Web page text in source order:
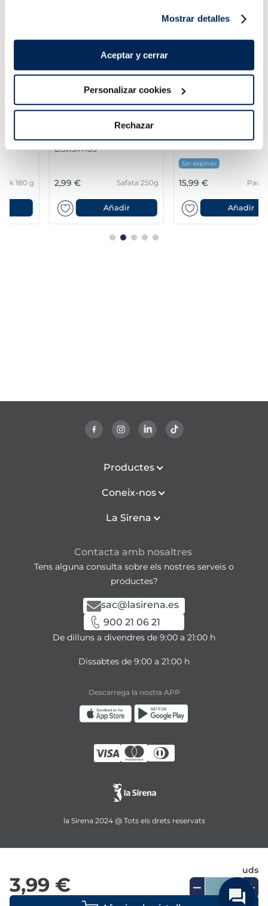
Mostrar detalles
Aceptar y cerrar
Personalizar cookies
Rechazar
3,99 €
uds
Lluç amb salsa verda
Listísimos
2,99 € Safata 250g
Añadir
Lloms de lluç austral
MSC Premium
Sin espinas
15,99 € Pack 4 un
Añadir
Productes
Coneix-nos
La Sirena
Contacta amb nosaltres
Tens alguna consulta sobre els nostres serveis o
productes?
sac@lasirena.es
900 21 06 21
De dilluns a divendres de 9:00 a 21:00 h
Dissabtes de 9:00 a 21:00 h
Descarrega la nostra APP
la Sirena 2024 @ Tots els drets reservats